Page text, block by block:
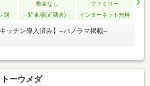
敷金なし
ファミリー
別
駐車場(近隣含) インターネット無料
キッチン導入済み】--パノラマ掲載--
ーウメダ